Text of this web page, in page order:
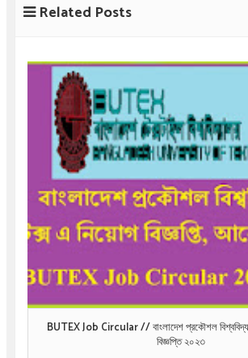
Related Posts
BUTEX Job Circular // বাংলাদেশ প্রকৌশল
বিজ্ঞপ্তি ২০২৩